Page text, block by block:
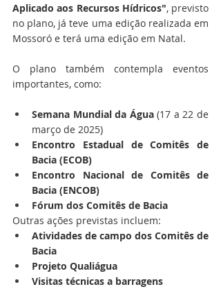
Aplicado aos Recursos Hídricos", previsto
no plano, já teve uma edição realizada em
Mossoró e terá uma edição em Natal.
O plano também contempla eventos
importantes, como:
Semana Mundial da Água (17 a 22 de
março de 2025)
Encontro Estadual de Comitês de
Bacia (ECOB)
Encontro Nacional de Comitês de
Bacia (ENCOB)
Fórum dos Comitês de Bacia
Outras ações previstas incluem:
Atividades de campo dos Comitês de
Bacia
Projeto Qualiágua
Visitas técnicas a barragens